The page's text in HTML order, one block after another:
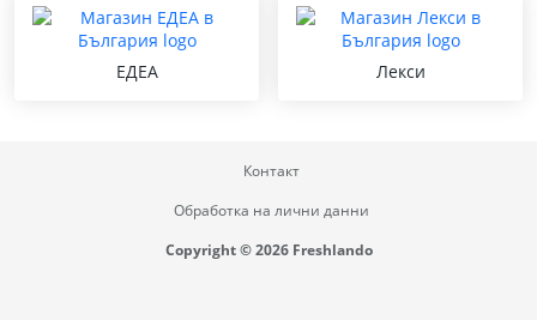
ЕДЕА Лекси
Контакт
Обработка на лични данни
Copyright © 2026 Freshlando